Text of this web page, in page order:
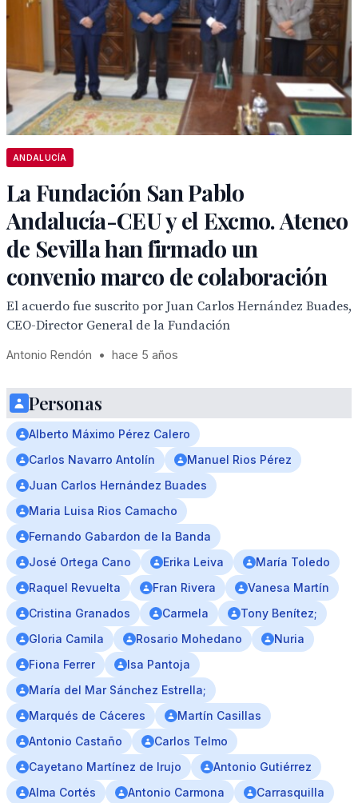
ANDALUCÍA
La Fundación San Pablo
Andalucía-CEU y el Excmo. Ateneo
de Sevilla han firmado un
convenio marco de colaboración
El acuerdo fue suscrito por Juan Carlos Hernández Buades,
CEO-Director General de la Fundación
Antonio Rendón • hace 5 años
Personas
Alberto Máximo Pérez Calero
Carlos Navarro Antolín
Manuel Rios Pérez
Juan Carlos Hernández Buades
Maria Luisa Rios Camacho
Fernando Gabardon de la Banda
José Ortega Cano
Erika Leiva
María Toledo
Raquel Revuelta
Fran Rivera
Vanesa Martín
Cristina Granados
Carmela
Tony Benítez;
Gloria Camila
Rosario Mohedano
Nuria
Fiona Ferrer
Isa Pantoja
María del Mar Sánchez Estrella;
Marqués de Cáceres
Martín Casillas
Antonio Castaño
Carlos Telmo
Cayetano Martínez de Irujo
Antonio Gutiérrez
Alma Cortés
Antonio Carmona Carrasquilla